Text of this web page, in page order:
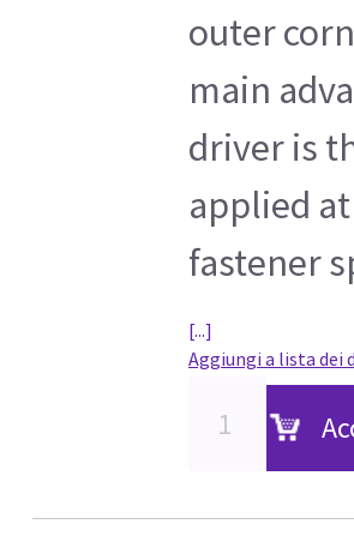
outer
main
driver is
applied
fastener
[...]
Aggiungi a lista dei